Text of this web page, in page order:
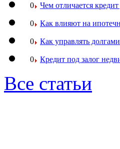
0 Чем отличается
0 Как влияют на
0 Как управлять долгами
0 Кредит под залог
Все статьи